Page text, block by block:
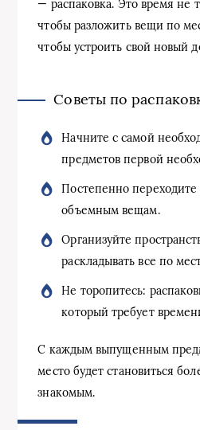
— распаковка. Это время не
чтобы разложить вещи по
чтобы устроить свой новый
Советы по
Начните с самой
предметов первой
Постепенно
объемным вещам.
Организуйте
раскладывать все по
Не торопитесь:
который требует
С каждым выпущенным
место будет становиться
знакомым.